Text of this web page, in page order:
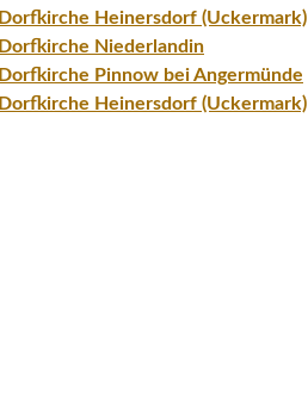
Dorfkirche Heinersdorf (Uckermark)
Dorfkirche Niederlandin
Dorfkirche Pinnow bei Angermünde
Dorfkirche Heinersdorf (Uckermark)